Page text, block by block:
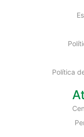
Política